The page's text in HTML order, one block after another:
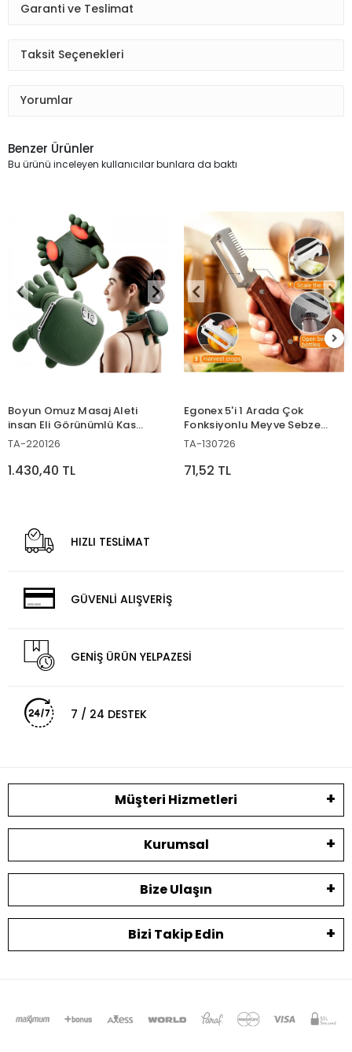
Garanti ve Teslimat
Taksit Seçenekleri
Yorumlar
Benzer Ürünler
Bu ürünü inceleyen kullanıcılar bunlara da baktı
Boyun Omuz Masaj Aleti
insan Eli Görünümlü Kas
Masaj Aleti
TA-220126
1.430,40 TL
Egonex 5'i 1 Arada Çok
Fonksiyonlu Meyve Sebze
Soyacağı, Jülyen Dilimleyici
Saplı Paslanmaz Çelik
TA-130726
71,52 TL
HIZLI TESLİMAT
GÜVENLİ ALIŞVERİŞ
GENİŞ ÜRÜN YELPAZESİ
7 / 24 DESTEK
Müşteri Hizmetleri
Kurumsal
Bize Ulaşın
Bizi Takip Edin